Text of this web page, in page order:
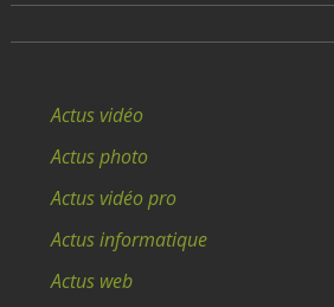
Actus vidéo
Actus photo
Actus vidéo pro
Actus informatique
Actus web